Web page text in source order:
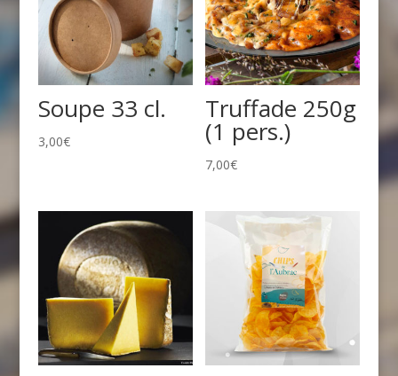
Soupe 33 cl.
3,00€
Truffade 250g
(1 pers.)
7,00€